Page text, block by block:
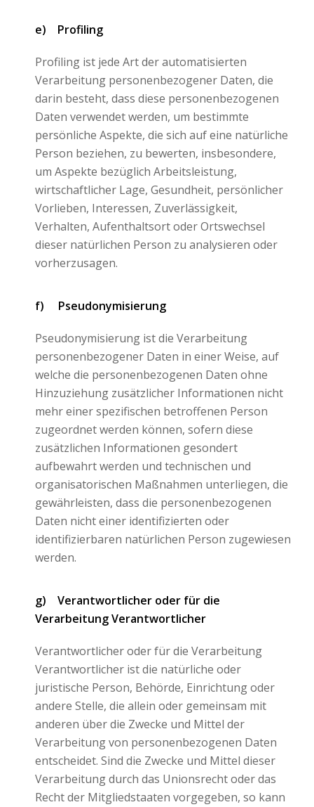
e) Profiling
Profiling ist jede Art der automatisierten
Verarbeitung personenbezogener Daten, die
darin besteht, dass diese personenbezogenen
Daten verwendet werden, um bestimmte
persönliche Aspekte, die sich auf eine natürliche
Person beziehen, zu bewerten, insbesondere,
um Aspekte bezüglich Arbeitsleistung,
wirtschaftlicher Lage, Gesundheit, persönlicher
Vorlieben, Interessen, Zuverlässigkeit,
Verhalten, Aufenthaltsort oder Ortswechsel
dieser natürlichen Person zu analysieren oder
vorherzusagen.
f) Pseudonymisierung
Pseudonymisierung ist die Verarbeitung
personenbezogener Daten in einer Weise, auf
welche die personenbezogenen Daten ohne
Hinzuziehung zusätzlicher Informationen nicht
mehr einer spezifischen betroffenen Person
zugeordnet werden können, sofern diese
zusätzlichen Informationen gesondert
aufbewahrt werden und technischen und
organisatorischen Maßnahmen unterliegen, die
gewährleisten, dass die personenbezogenen
Daten nicht einer identifizierten oder
identifizierbaren natürlichen Person zugewiesen
werden.
g) Verantwortlicher oder für die
Verarbeitung Verantwortlicher
Verantwortlicher oder für die Verarbeitung
Verantwortlicher ist die natürliche oder
juristische Person, Behörde, Einrichtung oder
andere Stelle, die allein oder gemeinsam mit
anderen über die Zwecke und Mittel der
Verarbeitung von personenbezogenen Daten
entscheidet. Sind die Zwecke und Mittel dieser
Verarbeitung durch das Unionsrecht oder das
Recht der Mitgliedstaaten vorgegeben, so kann